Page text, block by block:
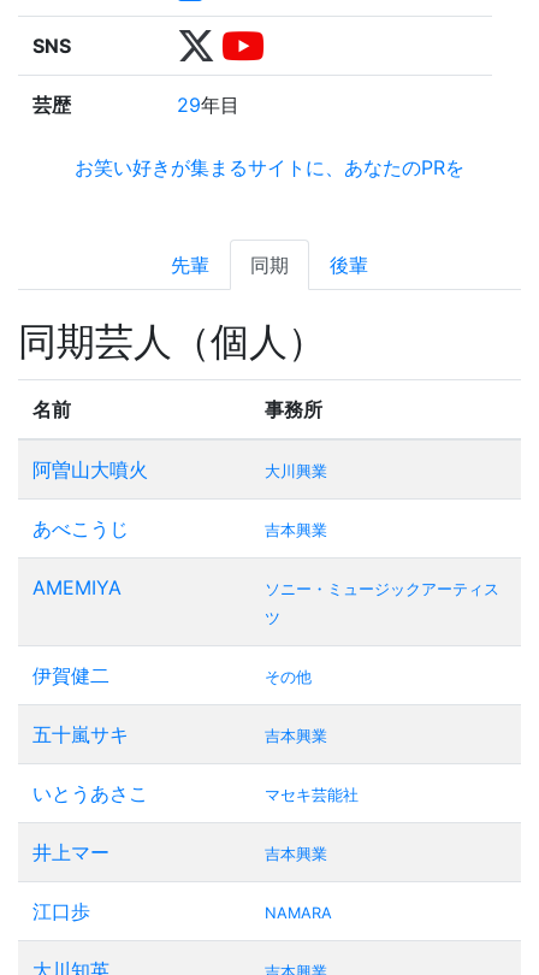
SNS
芸歴 29年目
お笑い好きが集まるサイトに、あなたのPRを
先輩 同期 後輩
同期芸人（個人）
名前 事務所
阿曽山大噴火 大川興業
あべこうじ 吉本興業
AMEMIYA
ソニー・ミュージックアーティス
ツ
伊賀健二 その他
五十嵐サキ 吉本興業
いとうあさこ マセキ芸能社
井上マー 吉本興業
江口歩 NAMARA
大川知英